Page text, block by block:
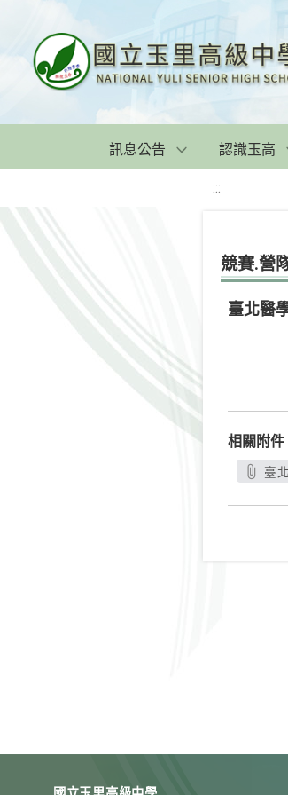
訊息公告 認識玉高
:::
競賽.營
臺北醫
相關附件
臺